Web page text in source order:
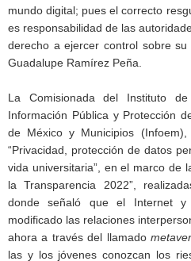
mundo digital; pues el correcto
es responsabilidad de las
derecho a ejercer control sobre
Guadalupe Ramírez Peña.
La Comisionada del Instituto
Información Pública y Protección
de México y Municipios
“Privacidad, protección de datos
vida universitaria”, en el marco de
la Transparencia 2022”,
donde señaló que el Internet y
modificado las relaciones
ahora a través del llamado
las y los jóvenes conozcan los